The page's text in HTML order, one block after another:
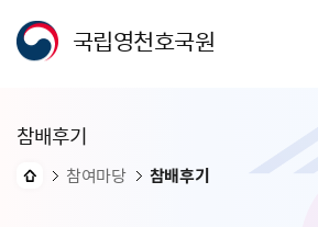
국립영천호국원
참배후기
참여마당 참배후기